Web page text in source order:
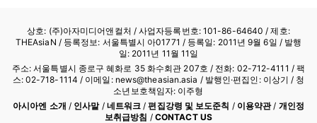
상호: (주)아자미디어앤컬처 /사업자등록번호: 101-86-64640 / 제호:
THEAsiaN / 등록정보: 서울특별시 아01771 / 등록일: 2011년 9월 6일 / 발행
일: 2011년 11월 11일
주소: 서울특별시 종로구 혜화로 35 화수회관 207호 / 전화: 02-712-4111 / 팩
스: 02-718-1114 / 이메일: news@theasian.asia / 발행인·편집인: 이상기 / 청
소년보호책임자: 이주형
아시아엔 소개 / 인사말/ 네트워크 /편집강령 및 보도준칙 / 이용약관/ 개인정
보취급방침 / CONTACT US